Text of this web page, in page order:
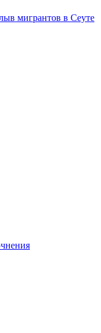
мигрантов в Сеуте